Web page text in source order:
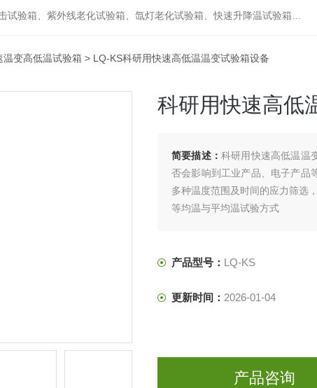
淋雨试验箱、砂尘试验箱、步入式恒温恒湿试验室、高温老化房、真空及无尘干燥试验箱、盐水喷雾试验箱、跌落试验机、电磁振动台等各类环境仪器和力学试验设备。
温变高低温试验箱 > LQ-KS科研用快速高低温温变试验箱设备
科研用快速高低
简要描述： 科研用快速高低温温
否会影响到工业产品、电子产品
多种温度范围及时间的应力筛
等均温与平均温试验方式
产品型号： LQ-KS
更新时间： 2026-01-04
产品咨询